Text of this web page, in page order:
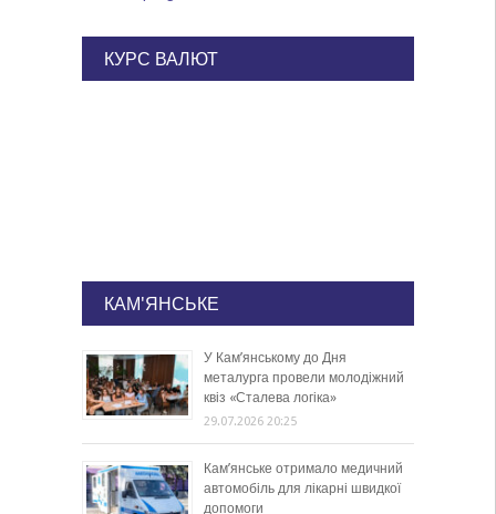
КУРС ВАЛЮТ
КАМ'ЯНСЬКЕ
У Кам’янському до Дня
металурга провели молодіжний
квіз «Сталева логіка»
29.07.2026 20:25
Кам’янське отримало медичний
автомобіль для лікарні швидкої
допомоги